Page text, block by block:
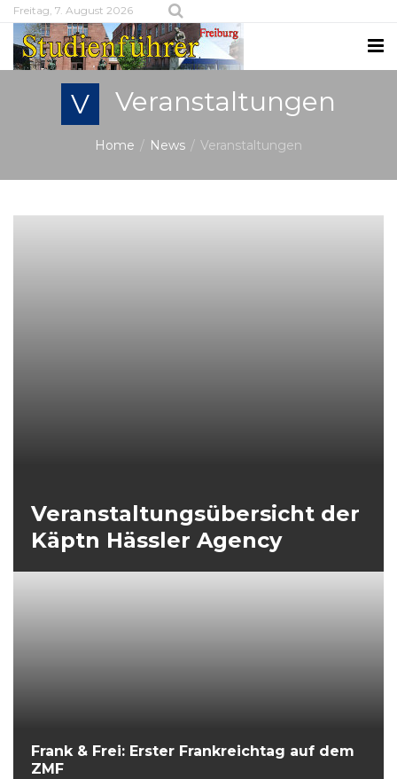
Freitag, 7. August 2026
V Veranstaltungen
Home News Veranstaltungen
Veranstaltungsübersicht der
Käptn Hässler Agency
Frank & Frei: Erster Frankreichtag auf dem
ZMF